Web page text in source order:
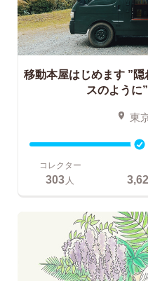
移動本屋はじめます ”
スのように
東
コレクター
303 人